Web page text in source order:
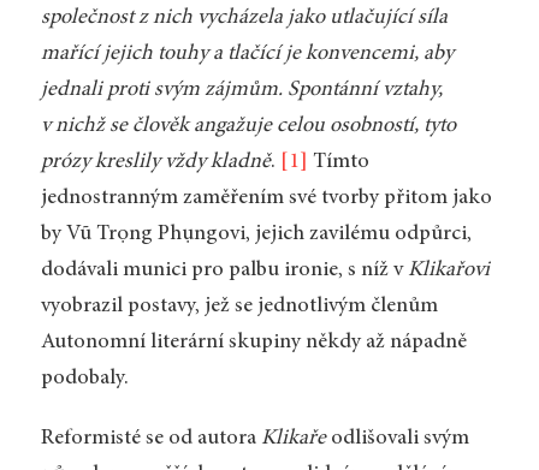
společnost z nich vycházela jako utlačující síla
mařící jejich touhy a tlačící je konvencemi, aby
jednali proti svým zájmům. Spontánní vztahy,
v nichž se člověk angažuje celou osobností, tyto
prózy kreslily vždy kladně. [1]
Tímto
jednostranným zaměřením své tvorby přitom jako
by Vũ Trọng Phụngovi, jejich zavilému odpůrci,
dodávali munici pro palbu ironie, s níž v Klikařovi
vyobrazil postavy, jež se jednotlivým členům
Autonomní literární skupiny někdy až nápadně
podobaly.
Reformisté se od autora Klikařeodlišovali svým